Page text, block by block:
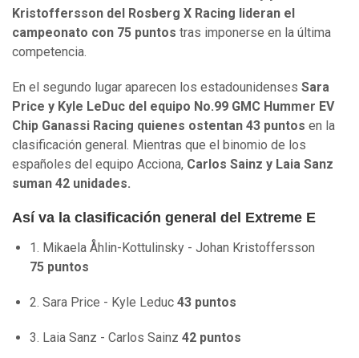
Kristoffersson del Rosberg X Racing lideran el
campeonato con 75 puntos tras imponerse en la última
competencia.
En el segundo lugar aparecen los estadounidenses Sara
Price y Kyle LeDuc del equipo No.99 GMC Hummer EV
Chip Ganassi Racing quienes ostentan 43 puntos en la
clasificación general. Mientras que el binomio de los
españoles del equipo Acciona, Carlos Sainz y Laia Sanz
suman 42 unidades.
Así va la clasificación general del Extreme E
1. Mikaela Åhlin-Kottulinsky - Johan Kristoffersson
75 puntos
2. Sara Price - Kyle Leduc 43 puntos
3. Laia Sanz - Carlos Sainz 42 puntos